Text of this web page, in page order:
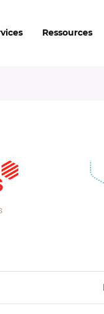
Ressources